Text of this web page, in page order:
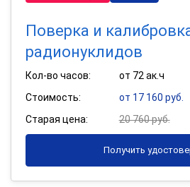
Поверка и
радионуклидов
Кол-во часов:
от 72 ак.ч
Стоимость:
от 17 160 руб.
Старая цена:
20 760 руб.
Получить